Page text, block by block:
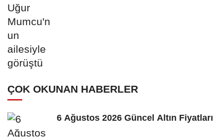
ÇOK OKUNAN HABERLER
6 Ağustos 2026 Güncel Altın Fiyatları